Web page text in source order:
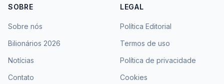
SOBRE
Sobre nós
Bilionários 2026
Notícias
Contato
LEGAL
Política Editorial
Termos de uso
Política de privacidade
Cookies